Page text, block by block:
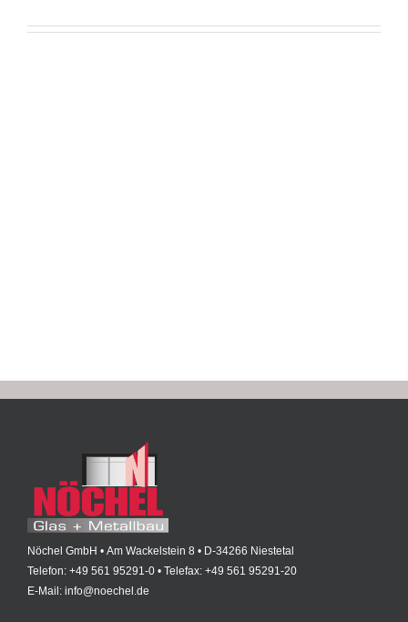
Nöchel GmbH • Am Wackelstein 8 • D-34266 Niestetal
Telefon: +49 561 95291-0 • Telefax: +49 561 95291-20
E-Mail: info@noechel.de